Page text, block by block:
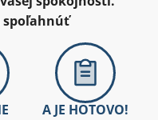
spoľahnúť
A JE HOTOVO!